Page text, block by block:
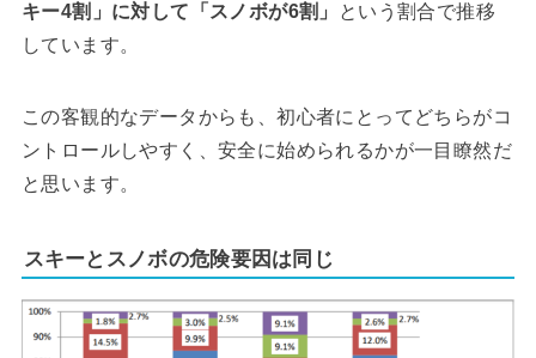
キー4割」に対して「スノボが6割」
という割合で推移
しています。
この客観的なデータからも、初心者にとってどちらがコ
ントロールしやすく、安全に始められるかが一目瞭然だ
と思います。
スキーとスノボの危険要因は同じ